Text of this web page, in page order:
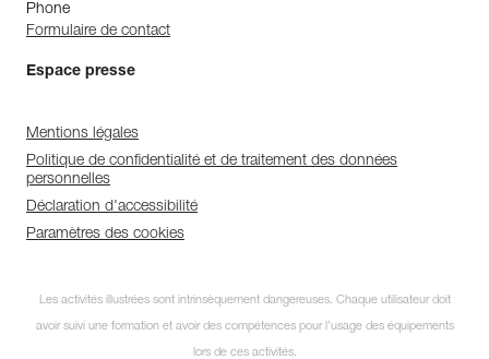
Phone
Formulaire de contact
Espace presse
Mentions légales
Politique de confidentialité et de traitement des données
personnelles
Déclaration d'accessibilité
Paramètres des cookies
Les activités illustrées sont intrinsèquement dangereuses. Chaque utilisateur doit
avoir suivi une formation et avoir des compétences pour l’usage des équipements
lors de ces activités.